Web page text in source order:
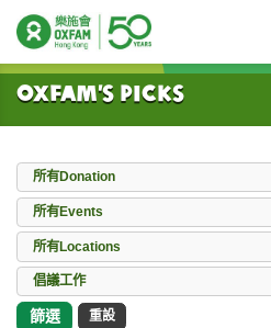
開始主要內容
Oxfam’s Picks
Donation
所有Donation
Events
所有Events
Locations
所有Locations
所有Works
倡議工作
篩選 重設